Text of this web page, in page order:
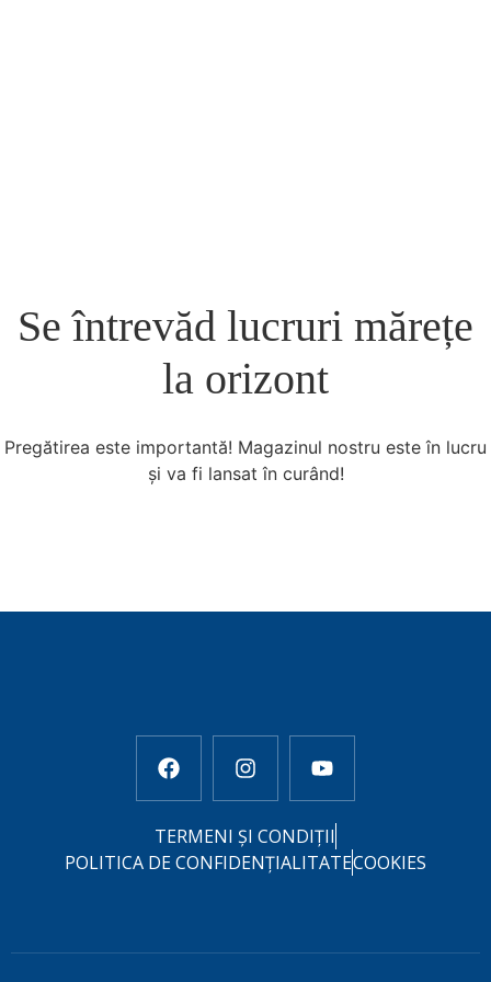
Se întrevăd lucruri mărețe
la orizont
Pregătirea este importantă! Magazinul nostru este în lucru
și va fi lansat în curând!
TERMENI ȘI CONDIȚII
POLITICA DE CONFIDENȚIALITATECOOKIES